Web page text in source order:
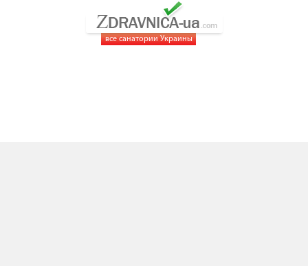
все санатории Украины